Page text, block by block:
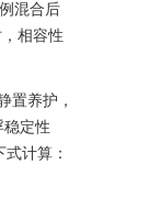
混合后
相容性
置养护，
稳定性
式计算：